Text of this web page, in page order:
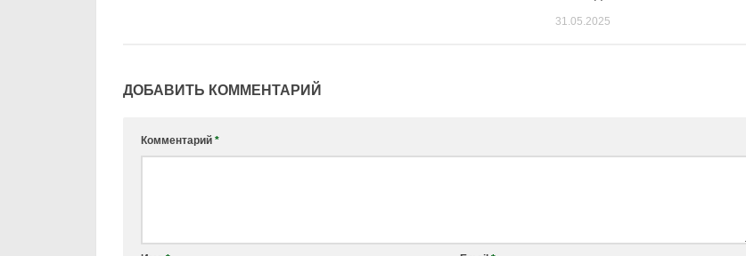
31.05.2025
ДОБАВИТЬ КОММЕНТАРИЙ
Комментарий *